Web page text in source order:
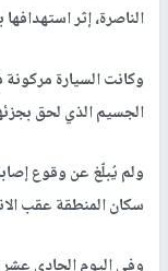
الناصرة، إثر
وكانت السيارة
الجسيم الذي لحق
ولم يُبلّغ عن وقوع
سكان المنطقة عقب